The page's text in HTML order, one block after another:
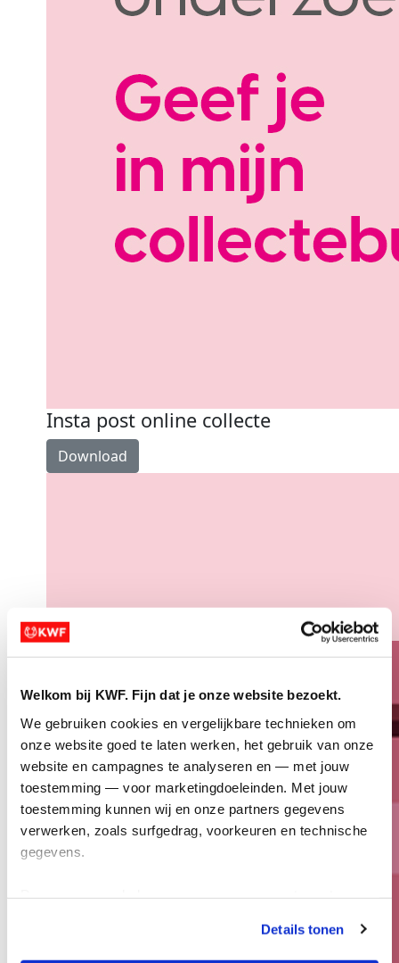
Welkom bij KWF. Fijn dat je onze website bezoekt.
We gebruiken cookies en vergelijkbare technieken om
onze website goed te laten werken, het gebruik van onze
website en campagnes te analyseren en — met jouw
toestemming — voor marketingdoeleinden. Met jouw
toestemming kunnen wij en onze partners gegevens
verwerken, zoals surfgedrag, voorkeuren en technische
gegevens.
tonen. Je kunt je toestemming op elk moment wijzigen of
intrekken via Cookie instellingen onderaan de pagina. De
Details tonen
Insta post online collecte
Download